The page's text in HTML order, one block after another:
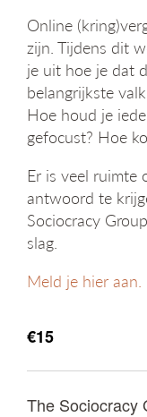
Online
zijn. Tijdens dit
je uit hoe je dat
belangrijkste
Hoe houd je
gefocust? Hoe
Er is veel ruimte
antwoord te
Sociocracy
slag.
Meld je hier aan.
€15
The Sociocracy